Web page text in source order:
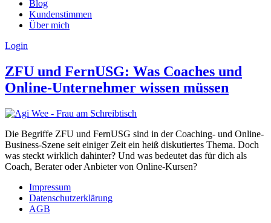
Blog
Kundenstimmen
Über mich
Login
ZFU und FernUSG: Was Coaches und
Online-Unternehmer wissen müssen
Die Begriffe ZFU und FernUSG sind in der Coaching- und Online-
Business-Szene seit einiger Zeit ein heiß diskutiertes Thema. Doch
was steckt wirklich dahinter? Und was bedeutet das für dich als
Coach, Berater oder Anbieter von Online-Kursen?
Impressum
Datenschutzerklärung
AGB